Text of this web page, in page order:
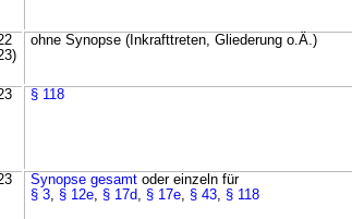
ohne Synopse (Inkrafttreten, Gliederung o.Ä.)
§ 118
Synopse gesamt oder einzeln für
§ 3, § 12e, § 17d, § 17e, § 43, § 118